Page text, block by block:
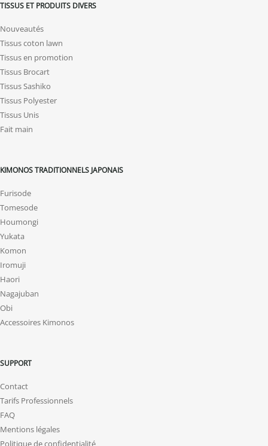
TISSUS ET PRODUITS DIVERS
Nouveautés
Tissus coton lawn
Tissus en promotion
Tissus Brocart
Tissus Sashiko
Tissus Polyester
Tissus Unis
Fait main
KIMONOS TRADITIONNELS JAPONAIS
Furisode
Tomesode
Houmongi
Yukata
Komon
Iromuji
Haori
Nagajuban
Obi
Accessoires Kimonos
SUPPORT
Contact
Tarifs Professionnels
FAQ
Mentions légales
Politique de confidentialité